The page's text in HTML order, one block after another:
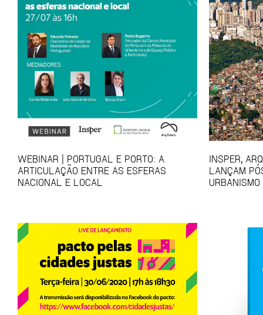
WEBINAR | PORTUGAL E PORTO: A
ARTICULAÇÃO ENTRE AS ESFERAS
NACIONAL E LOCAL
INSPER,
LANÇAM